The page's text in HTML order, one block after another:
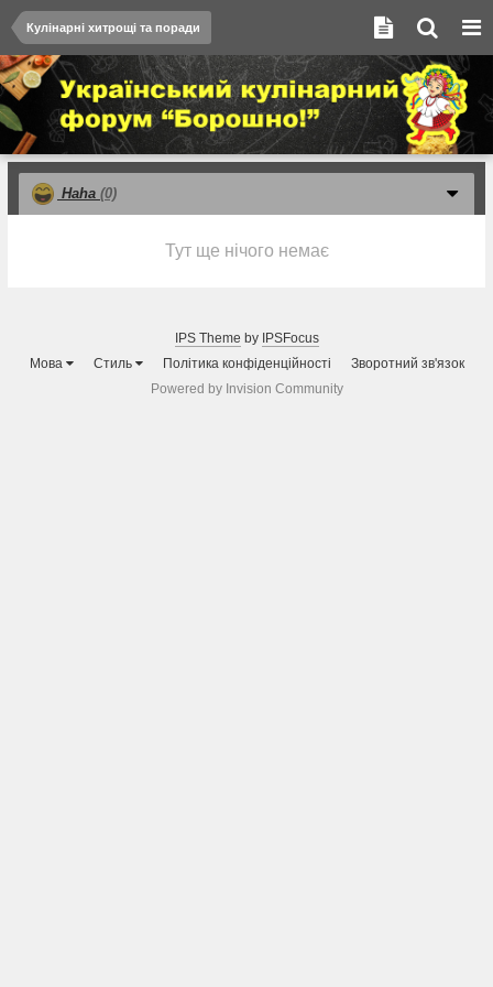
Кулінарні хитрощі та поради
Haha (0)
Тут ще нічого немає
IPS Theme by IPSFocus
Мова
Стиль Політика конфіденційності
Зворотний зв'язок
Powered by Invision Community